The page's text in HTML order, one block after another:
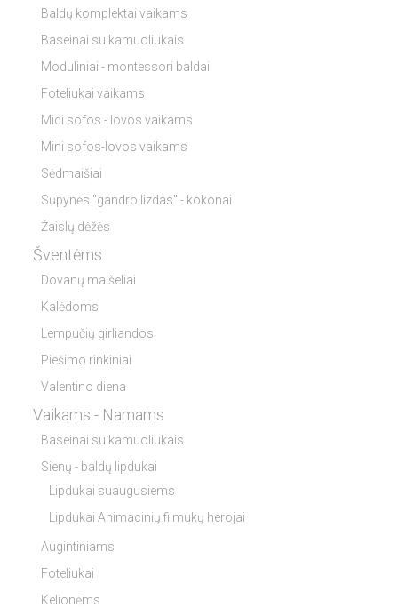
Baldų komplektai vaikams
Baseinai su kamuoliukais
Moduliniai - montessori baldai
Foteliukai vaikams
Midi sofos - lovos vaikams
Mini sofos-lovos vaikams
Sėdmaišiai
Sūpynės "gandro lizdas" - kokonai
Žaislų dėžės
Šventėms
Dovanų maišeliai
Kalėdoms
Lempučių girliandos
Piešimo rinkiniai
Valentino diena
Vaikams - Namams
Baseinai su kamuoliukais
Sienų - baldų lipdukai
Lipdukai suaugusiems
Lipdukai Animacinių filmukų herojai
Augintiniams
Foteliukai
Kelionėms